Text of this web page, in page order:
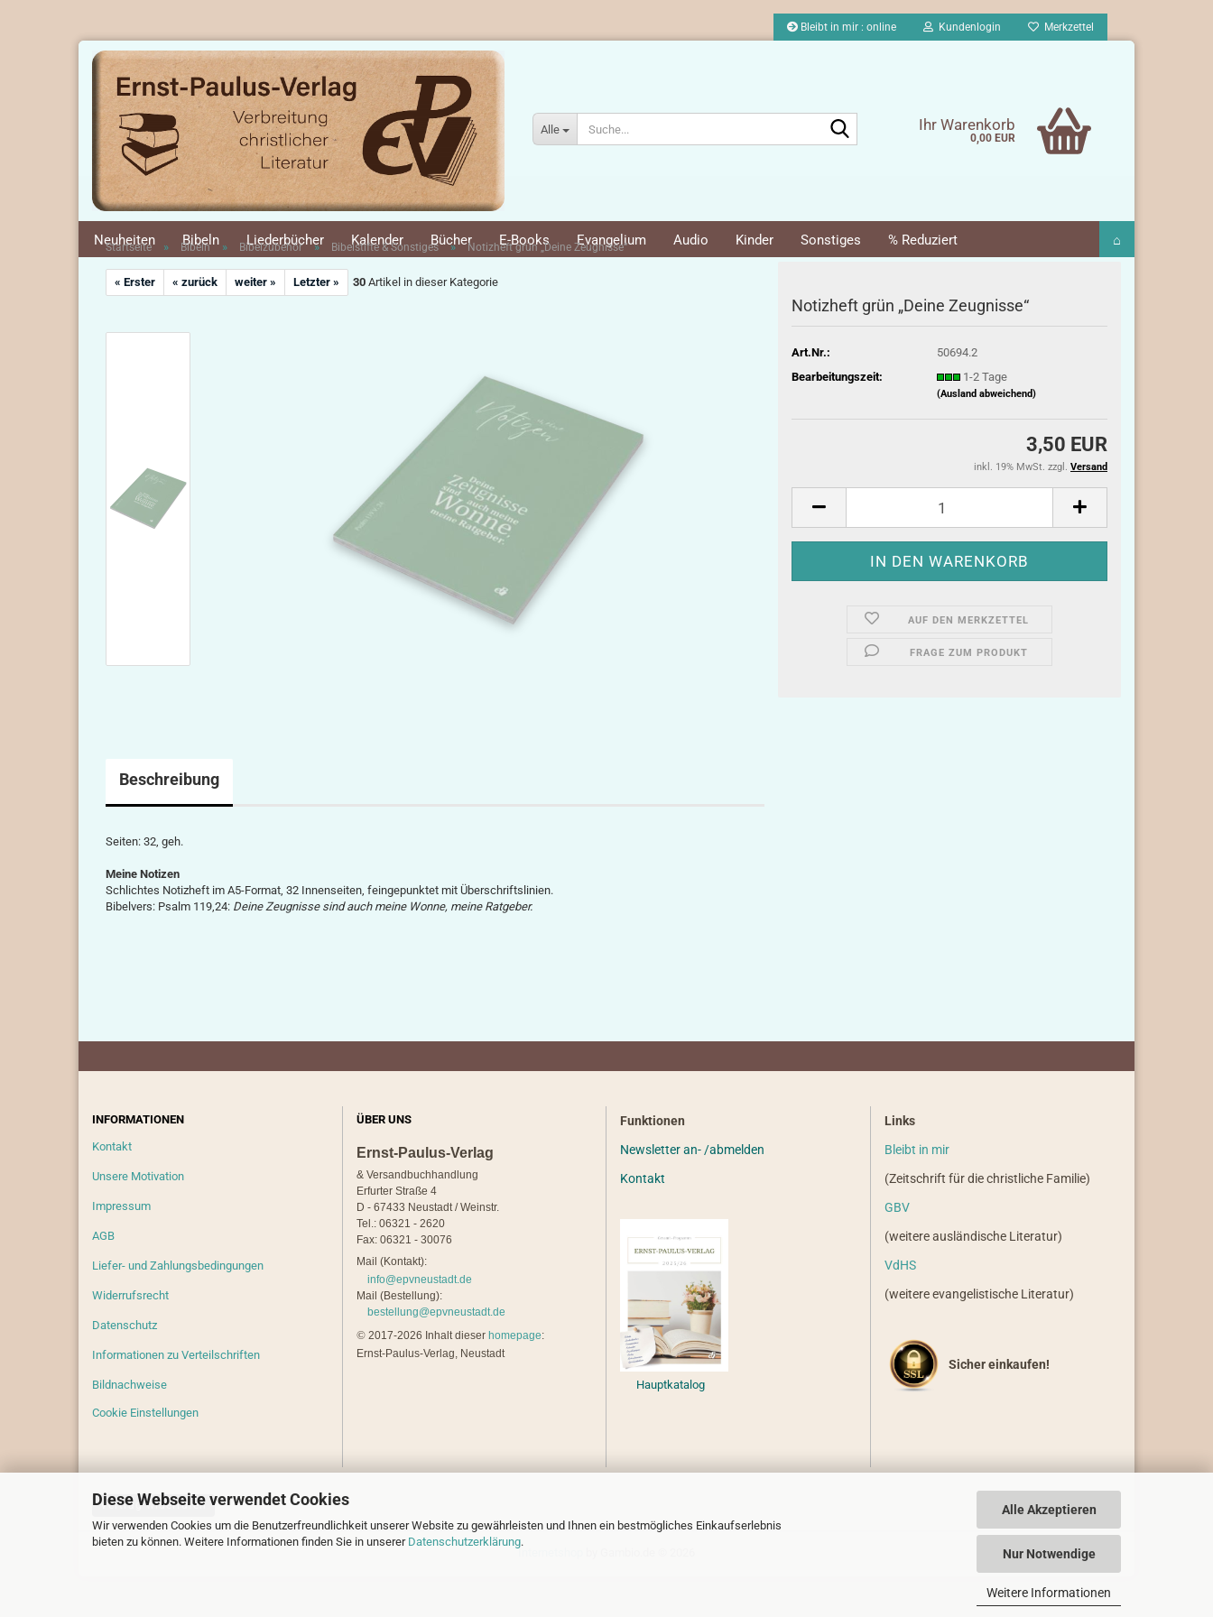
Diese Webseite verwendet Cookies
Wir verwenden Cookies um die Benutzerfreundlichkeit unserer Website zu gewährleisten und Ihnen ein bestmögliches Einkaufserlebnis
bieten zu können. Weitere Informationen finden Sie in unserer Datenschutzerklärung.
Alle Akzeptieren
Nur Notwendige
Weitere Informationen
Bleibt in mir : online Kundenlogin Merkzettel
Alle Ihr Warenkorb
0,00 EUR
Neuheiten Bibeln Liederbücher Kalender Bücher E-Books Evangelium Audio Kinder Sonstiges % Reduziert ⌂
Startseite » Bibeln » Bibelzubehör » Bibelstifte & Sonstiges » Notizheft grün „Deine Zeugnisse“
« Erster « zurück weiter » Letzter » 30 Artikel in dieser Kategorie
Notizheft grün „Deine Zeugnisse“
Art.Nr.:
50694.2
Bearbeitungszeit:
1-2 Tage
(Ausland abweichend)
3,50 EUR
inkl. 19% MwSt. zzgl. Versand
AUF DEN MERKZETTEL
FRAGE ZUM PRODUKT
Beschreibung
Seiten: 32, geh.
Meine Notizen
Schlichtes Notizheft im A5-Format, 32 Innenseiten, feingepunktet mit Überschriftslinien.
Bibelvers: Psalm 119,24: Deine Zeugnisse sind auch meine Wonne, meine Ratgeber.
INFORMATIONEN
Kontakt
Unsere Motivation
Impressum
AGB
Liefer- und Zahlungsbedingungen
Widerrufsrecht
Datenschutz
Informationen zu Verteilschriften
Bildnachweise
Cookie Einstellungen
ÜBER UNS
Ernst-Paulus-Verlag
& Versandbuchhandlung
Erfurter Straße 4
D - 67433 Neustadt / Weinstr.
Tel.: 06321 - 2620
Fax: 06321 - 30076
Mail (Kontakt):
info@epvneustadt.de
Mail (Bestellung):
bestellung@epvneustadt.de
© 2017-2026 Inhalt dieser homepage:
Ernst-Paulus-Verlag, Neustadt
Funktionen
Newsletter an- /abmelden
Kontakt
Hauptkatalog
Links
Bleibt in mir
(Zeitschrift für die christliche Familie)
GBV
(weitere ausländische Literatur)
VdHS
(weitere evangelistische Literatur)
Sicher einkaufen!
Vertrag widerrufen
Internetshop